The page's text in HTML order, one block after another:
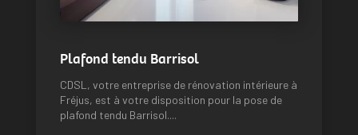
Plafond tendu Barrisol
CDSL, votre entreprise de rénovation intérieure à
Fréjus, est à votre disposition pour la pose de
plafond tendu Barrisol....